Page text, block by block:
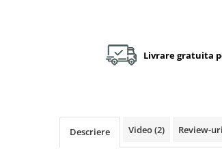
Creativitate si indemanare
Livrare gratuita
Descriere Video(2) Review-uri